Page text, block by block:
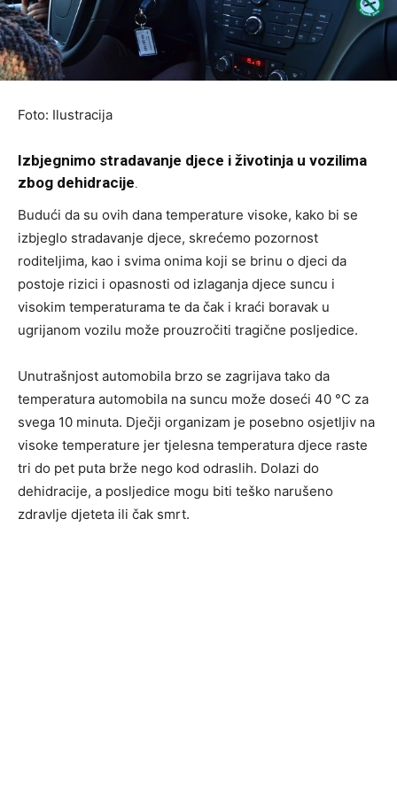
Foto: Ilustracija
Izbjegnimo stradavanje djece i životinja u vozilima
zbog dehidracije.
Budući da su ovih dana temperature visoke, kako bi se
izbjeglo stradavanje djece, skrećemo pozornost
roditeljima, kao i svima onima koji se brinu o djeci da
postoje rizici i opasnosti od izlaganja djece suncu i
visokim temperaturama te da čak i kraći boravak u
ugrijanom vozilu može prouzročiti tragične posljedice.
Unutrašnjost automobila brzo se zagrijava tako da
temperatura automobila na suncu može doseći 40 °C za
svega 10 minuta. Dječji organizam je posebno osjetljiv na
visoke temperature jer tjelesna temperatura djece raste
tri do pet puta brže nego kod odraslih. Dolazi do
dehidracije, a posljedice mogu biti teško narušeno
zdravlje djeteta ili čak smrt.